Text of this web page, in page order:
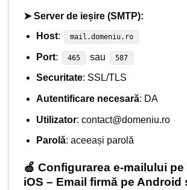
➤ Server de ieșire (SMTP):
Host: mail.domeniu.ro
Port: 465 sau 587
Securitate: SSL/TLS
Autentificare necesară: DA
Utilizator: contact@domeniu.ro
Parolă: aceeași parolă
🍏 Configurarea e-mailului pe
iOS – Email firmă pe Android